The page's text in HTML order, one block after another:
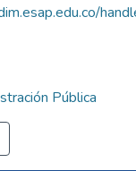
Pública